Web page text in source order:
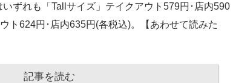
いずれも「Tallサイズ」テイクアウト579円･店内590
ト624円･店内635円(各税込)。【あわせて読みた
記事を読む